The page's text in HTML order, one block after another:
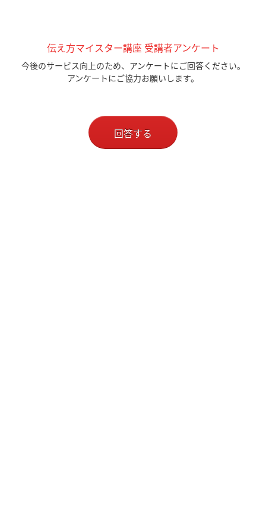
伝え方マイスター講座 受講者アンケート
今後のサービス向上のため、アンケートにご回答ください。
アンケートにご協力お願いします。
回答する